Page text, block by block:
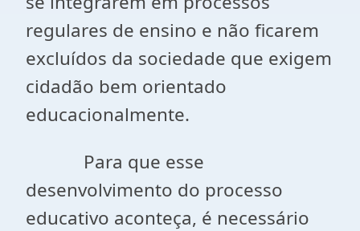
regulares de ensino e não ficarem
excluídos da sociedade que exigem
cidadão bem orientado
educacionalmente.
Para que esse
desenvolvimento do processo
educativo aconteça, é necessário